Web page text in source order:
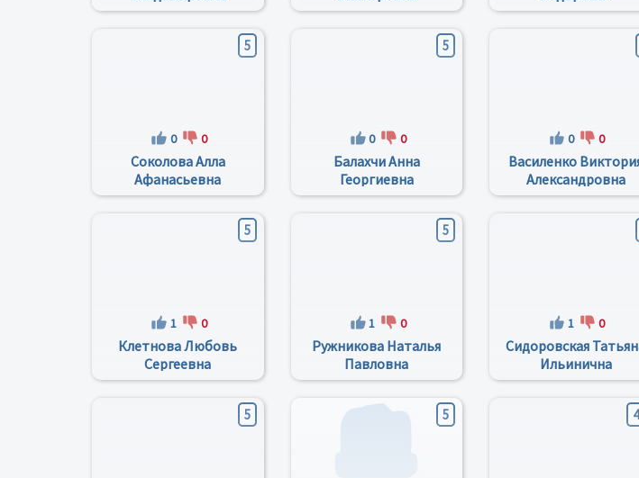
5
0 0
Соколова Алла
Афанасьевна
5
0 0
Балахчи Анна
Георгиевна
0 0
Василенко
Александровна
5
1 0
Клетнова Любовь
Сергеевна
5
1 0
Ружникова Наталья
Павловна
1 0
Сидоровская
Ильинична
5 5